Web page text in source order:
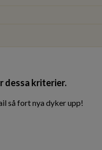
dessa kriterier.
så fort nya dyker upp!